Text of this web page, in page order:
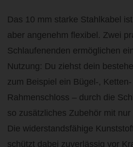
Das 10 mm starke Stahlkabel
aber angenehm flexibel. Zwei
Schlaufenenden ermöglichen
Nutzung: Du ziehst dein
zum Beispiel ein Bügel-,
Rahmenschloss – durch die
so zusätzliches Zubehör mit
Die widerstandsfähige
schützt dabei zuverlässig vor